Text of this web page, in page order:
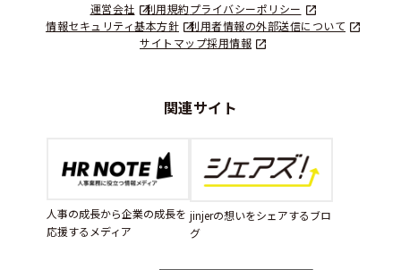
運営会社 利用規約プライバシーポリシー
情報セキュリティ基本方針
利用者情報の外部送信について
サイトマップ採用情報
関連サイト
人事の成長から企業の成長を
応援するメディア
jinjerの想いをシェアするブロ
グ